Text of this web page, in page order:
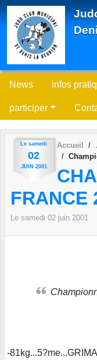
News infos
participer
Le samedi
02
JUIN 2001
Accueil
FRANCE
Le samedi 02 juin 2001
-
Panneau de gestion